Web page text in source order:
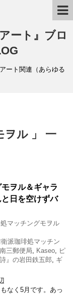
ート』ブロ
ート関連（あらゆる
ヲル 」 一
ヲル＆ギャラ
日を空けずバ
マッチングモヲル
派珈琲処マッチン
三郵便局 Kaseo
ピ
』の岩田鉄五郎
ギ
なく5月です。あっ